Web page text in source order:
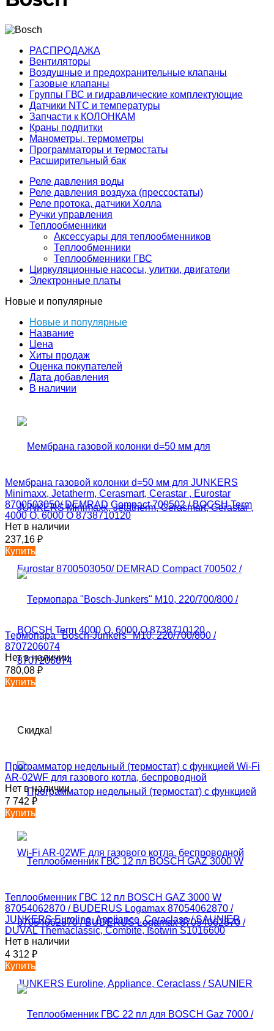
РАСПРОДАЖА
Вентиляторы
Воздушные и предохранительные клапаны
Газовые клапаны
Группы ГВС и гидравлические комплектующие
Датчики NTC и температуры
Запчасти к КОЛОНКАМ
Краны подпитки
Манометры, термометры
Программаторы и термостаты
Расширительный бак
Реле давления воды
Реле давления воздуха (прессостаты)
Реле протока, датчики Холла
Ручки управления
Теплообменники
Аксессуары для теплообменников
Теплообменники
Теплообменники ГВС
Циркуляционные насосы, улитки, двигатели
Электронные платы
Новые и популярные
Новые и популярные
Название
Цена
Хиты продаж
Оценка покупателей
Дата добавления
В наличии
Мембрана газовой колонки d=50 мм для JUNKERS
Minimaxx, Jetatherm, Cerasmart, Cerastar , Eurostar
8700503050/ DEMRAD Compact 700502 / BOCSH Term
4000 O, 6000 O 8738710120
Нет в наличии
237,16 ₽
Купить
Термопара "Bosch-Junkers" М10, 220/700/800 /
8707206074
Нет в наличии
780,08 ₽
Купить
Скидка!
Программатор недельный (термостат) с функцией Wi-Fi
AR-02WF для газового котла, беспроводной
Нет в наличии
7 742 ₽
Купить
Теплообменник ГВС 12 пл BOSCH GAZ 3000 W
87054062870 / BUDERUS Logamax 87054062870 /
JUNKERS Euroline, Appliance, Ceraclass / SAUNIER
DUVAL Themaclassic, Combite, Isotwin S1016600
Нет в наличии
4 312 ₽
Купить